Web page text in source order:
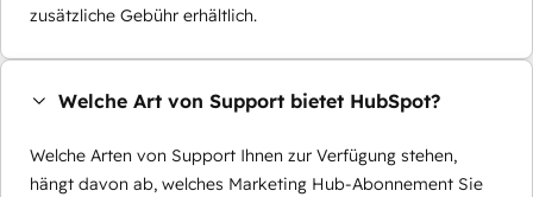
zusätzliche Gebühr erhältlich.
Welche Art von Support bietet HubSpot?
Welche Arten von Support Ihnen zur Verfügung stehen,
hängt davon ab, welches Marketing Hub-Abonnement Sie